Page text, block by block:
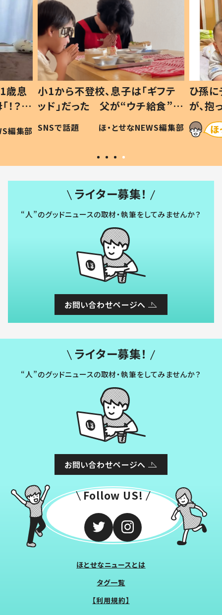
フテ
食”を
編集部
ひ孫にデレデレな80歳じいじ
が、抱っこすると…ひ孫の反応に
「涙が出ました」「可愛くて仕方な
い」
ほ・とせなNEWS編集部
ライター募集！
“人”のグッドニュースの取材・執筆をしてみませんか？
お問い合わせページへ
ライター募集！
“人”のグッドニュースの取材・執筆をしてみませんか？
お問い合わせページへ
Follow US!
ほとせなニュースとは
タグ一覧
【利用規約】